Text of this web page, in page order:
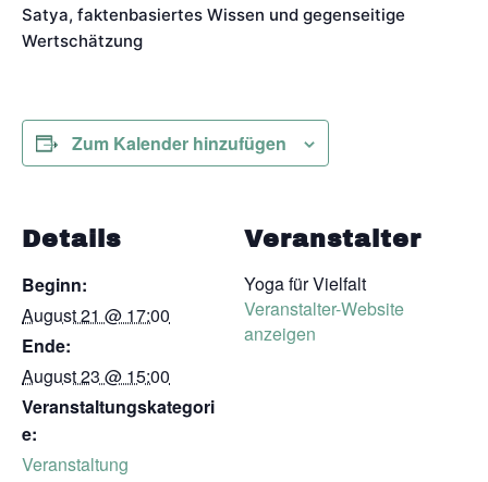
Satya, faktenbasiertes Wissen und gegenseitige
Wertschätzung
Zum Kalender hinzufügen
Details
Beginn:
August 21 @ 17:00
Ende:
August 23 @ 15:00
Veranstaltungskategori
e:
Veranstaltung
Veranstalter
Yoga für Vielfalt
Veranstalter-Website
anzeigen